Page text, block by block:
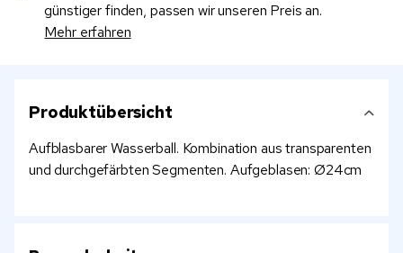
günstiger finden, passen wir unseren Preis an.
Mehr erfahren
Produktübersicht
Aufblasbarer Wasserball. Kombination aus transparenten
und durchgefärbten Segmenten. Aufgeblasen: Ø24cm